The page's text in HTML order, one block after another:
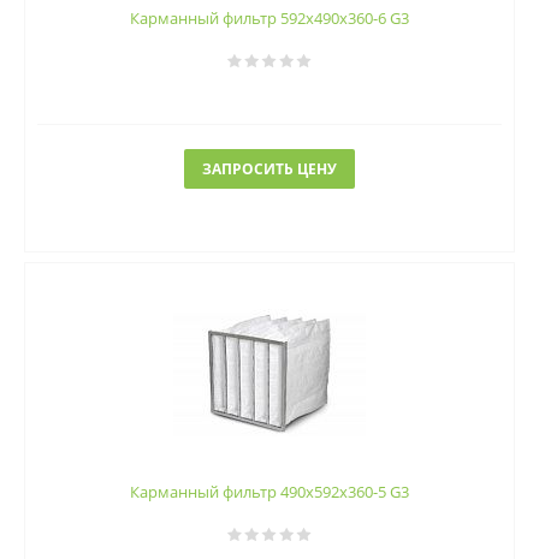
Карманный фильтр 592х490х360-6 G3
ЗАПРОСИТЬ ЦЕНУ
Карманный фильтр 490х592х360-5 G3